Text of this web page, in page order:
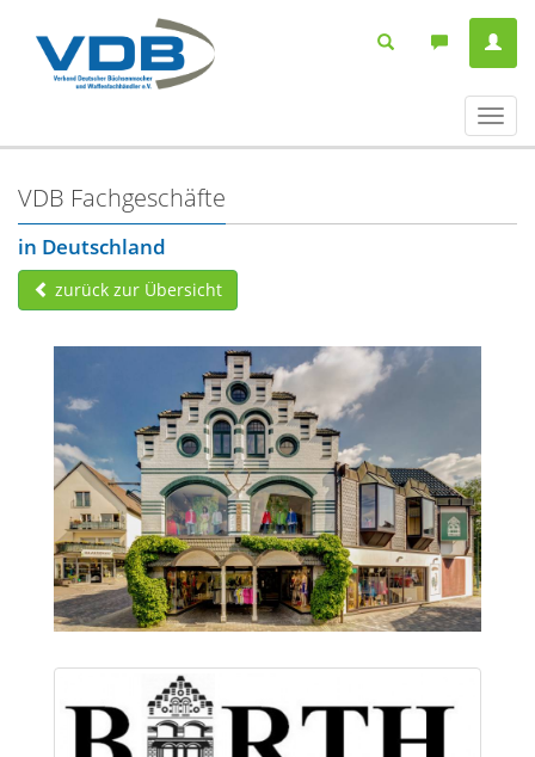
ein-/
VDB Fachgeschäfte
in Deutschland
zurück zur Übersicht